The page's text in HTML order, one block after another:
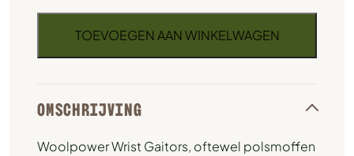
TOEVOEGEN AAN WINKELWAGEN
OMSCHRIJVING
Woolpower Wrist Gaitors, oftewel polsmoffen